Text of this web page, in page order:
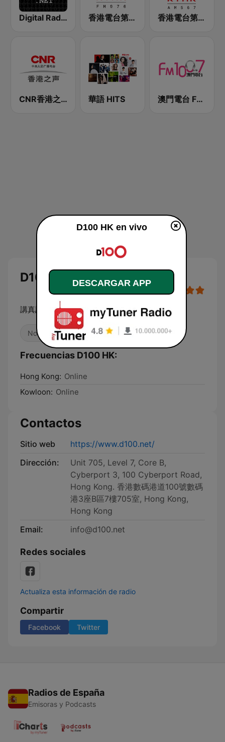
Digital Radio Hong Kong 香港電台第四台 RTHK Radio 4 香港電台第三台 RTHK Radio 3
CNR香港之声 - CNR Voice of Hong Kong 華語 HITS 澳門電台 FM 100.7
D100 HK
講真話．行公義．好憐憫
Noticias Radio hablada
Frecuencias D100 HK:
Hong Kong: Online
Kowloon: Online
Contactos
Sitio web
https://www.d100.net/
Dirección:
Unit 705, Level 7, Core B,
Cyberport 3, 100 Cyberport Road,
Hong Kong. 香港數碼港道100號數碼
港3座B區7樓705室, Hong Kong,
Hong Kong
Email:
info@d100.net
Redes sociales
Actualiza esta información de radio
Compartir
Facebook Twitter
Radios de España
Emisoras y Podcasts
D100 HK en vivo
DESCARGAR APP